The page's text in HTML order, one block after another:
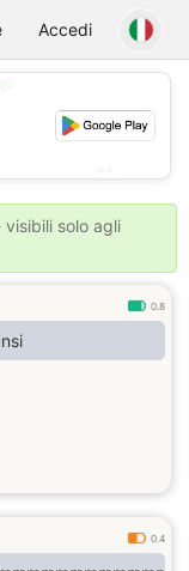
Accedi
solo agli
0.8
0.4